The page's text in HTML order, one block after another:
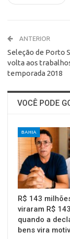
ANTERIOR
Seleção de Porto
volta aos
temporada 2018
VOCÊ PODE
BAHIA
R$ 143
viraram R$
quando a
bens vira